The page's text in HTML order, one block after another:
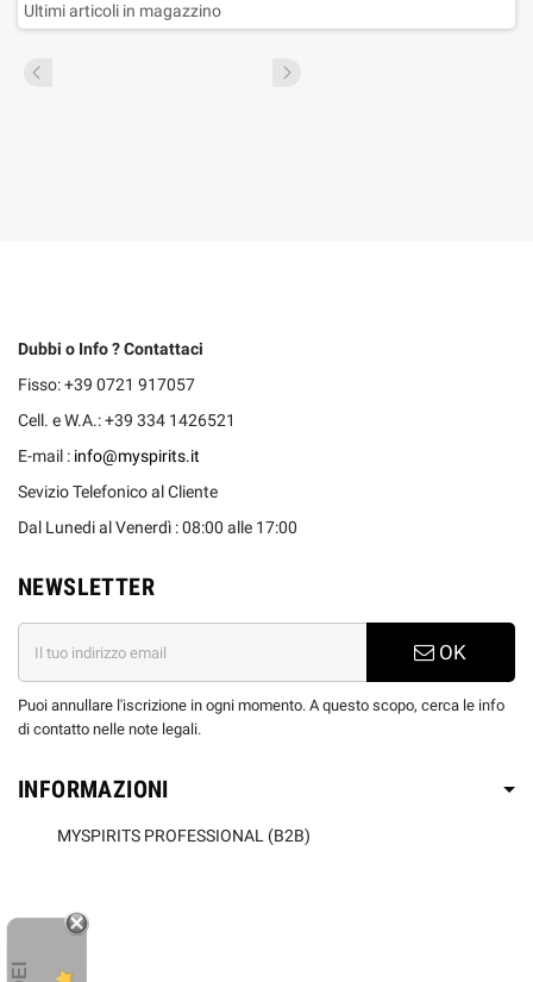
Ultimi articoli in magazzino
Dubbi o Info ? Contattaci
Fisso: +39 0721 917057
Cell. e W.A.: +39 334 1426521
E-mail : info@myspirits.it
Sevizio Telefonico al Cliente
Dal Lunedi al Venerdì : 08:00 alle 17:00
NEWSLETTER
OK
Puoi annullare l'iscrizione in ogni momento. A questo scopo, cerca le info
di contatto nelle note legali.
INFORMAZIONI
MYSPIRITS PROFESSIONAL (B2B)